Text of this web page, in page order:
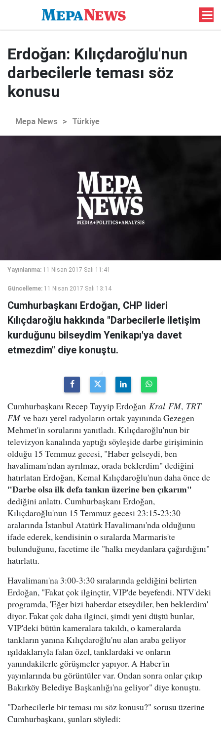
Erdoğan: Kılıçdaroğlu'nun
darbecilerle teması söz
konusu
Mepa News > Türkiye
Yayınlanma: 11 Nisan 2017 Salı 11:41
Güncelleme: 11 Nisan 2017 Salı 13:14
Cumhurbaşkanı Erdoğan, CHP lideri
Kılıçdaroğlu hakkında "Darbecilerle iletişim
kurduğunu bilseydim Yenikapı'ya davet
etmezdim" diye konuştu.
Cumhurbaşkanı Recep Tayyip Erdoğan Kral FM, TRT
FMve bazı yerel radyoların ortak yayınında Gezegen
Mehmet'in sorularını yanıtladı. Kılıçdaroğlu'nun bir
televizyon kanalında yaptığı söyleşide darbe girişiminin
olduğu 15 Temmuz gecesi, "Haber gelseydi, ben
havalimanı'ndan ayrılmaz, orada beklerdim" dediğini
hatırlatan Erdoğan, Kemal Kılıçdaroğlu'nun daha önce de
"Darbe olsa ilk defa tankın üzerine ben çıkarım"
dediğini anlattı. Cumhurbaşkanı Erdoğan,
Kılıçdaroğlu'nun 15 Temmuz gecesi 23:15-23:30
aralarında İstanbul Atatürk Havalimanı'nda olduğunu
ifade ederek, kendisinin o sıralarda Marmaris'te
bulunduğunu, facetime ile "halkı meydanlara çağırdığını"
hatırlattı.
Havalimanı'na 3:00-3:30 sıralarında geldiğini belirten
Erdoğan, "Fakat çok ilginçtir, VIP'de beyefendi. NTV'deki
programda, 'Eğer bizi haberdar etseydiler, ben beklerdim'
diyor. Fakat çok daha ilginci, şimdi yeni düştü bunlar,
VIP'deki bütün kameralara takıldı, o kameralarda
tankların yanına Kılıçdaroğlu'nu alan araba geliyor
ışıldaklarıyla falan özel, tanklardaki ve onların
yanındakilerle görüşmeler yapıyor. A Haber'in
yayınlarında bu görüntüler var. Ondan sonra onlar çıkıp
Bakırköy Belediye Başkanlığı'na geliyor" diye konuştu.
"Darbecilerle bir teması mı söz konusu?" sorusu üzerine
Cumhurbaşkanı, şunları söyledi: